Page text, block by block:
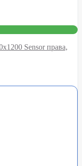
Sensor права,